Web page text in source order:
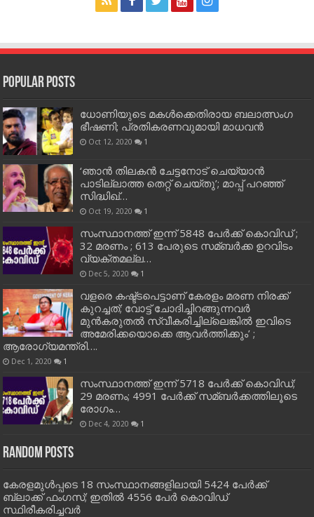
Popular Posts
ധോണിയുടെ മകള്‍ക്കെതിരായ ബലാത്സംഗ
ഭീഷണി; പ്രതികരണവുമായി മാധവന്‍
Oct 12, 2020 1
‘ഞാന്‍ തിലകന്‍ ചേട്ടനോട് ചെയ്യാന്‍
പാടില്ലാത്ത തെറ്റ് ചെയ്തു’; മാപ്പ് പറഞ്ഞ്
സിദ്ധിഖ്…
Oct 19, 2020 1
സംസ്ഥാനത്ത് ഇന്ന് 5848 പേര്‍ക്ക് കൊവി‌ഡ് ;
32 മരണം ; 613 പേരുടെ സമ്ബര്‍ക്ക ഉറവിടം
വ്യക്തമല്ല…
Dec 5, 2020 1
വളരെ കഷ്ട്ടപെട്ടാണ് കേരളം മരണ നിരക്ക്
കുറച്ചത്; വോട്ട് ചോദിച്ചിറങ്ങുന്നവർ
മുൻകരുതൽ സ്വീകരിച്ചില്ലെങ്കിൽ ഇവിടെ
അമേരിക്കയൊക്കെ ആവർത്തിക്കും’ ;
ആരോഗ്യമന്ത്രി….
Dec 1, 2020 1
സംസ്ഥാനത്ത് ഇന്ന് 5718 പേര്‍ക്ക് കൊവിഡ്;
29 മരണം; 4991 പേര്‍ക്ക് സമ്ബര്‍ക്കത്തിലൂടെ
രോഗം…
Dec 4, 2020 1
Random Posts
കേരളമുള്‍പ്പടെ 18 സംസ്ഥാനങ്ങളിലായി 5424 പേര്‍ക്ക്
ബ്ലാക്ക് ഫംഗസ്; ഇതില്‍ 4556 പേര്‍ കൊവിഡ്
സ്ഥിരീകരിച്ചവര്‍